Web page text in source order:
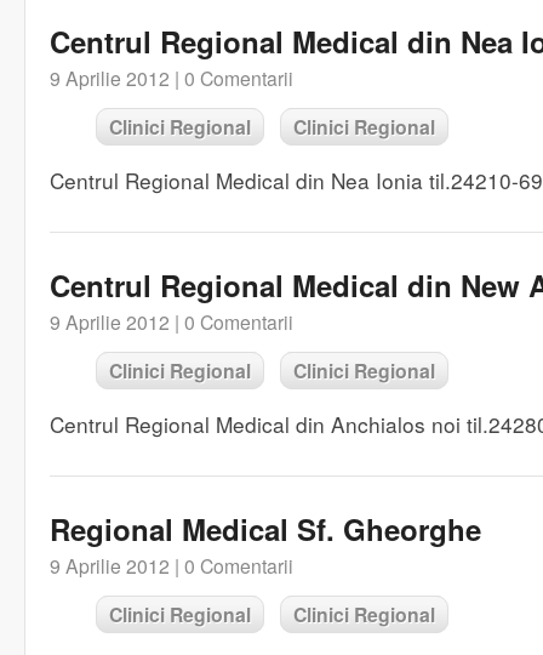
Centrul Regional Medical din Nea
9 Aprilie 2012 | 0 Comentarii
Clinici Regional Clinici Regional
Centrul Regional Medical din Nea Ionia til.24210-
Centrul Regional Medical din New
9 Aprilie 2012 | 0 Comentarii
Clinici Regional Clinici Regional
Centrul Regional Medical din Anchialos noi
Regional Medical Sf. Gheorghe
9 Aprilie 2012 | 0 Comentarii
Clinici Regional Clinici Regional